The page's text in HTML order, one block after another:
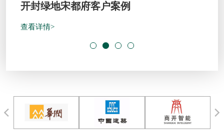
开封绿地宋都府客户案例
查看详情>